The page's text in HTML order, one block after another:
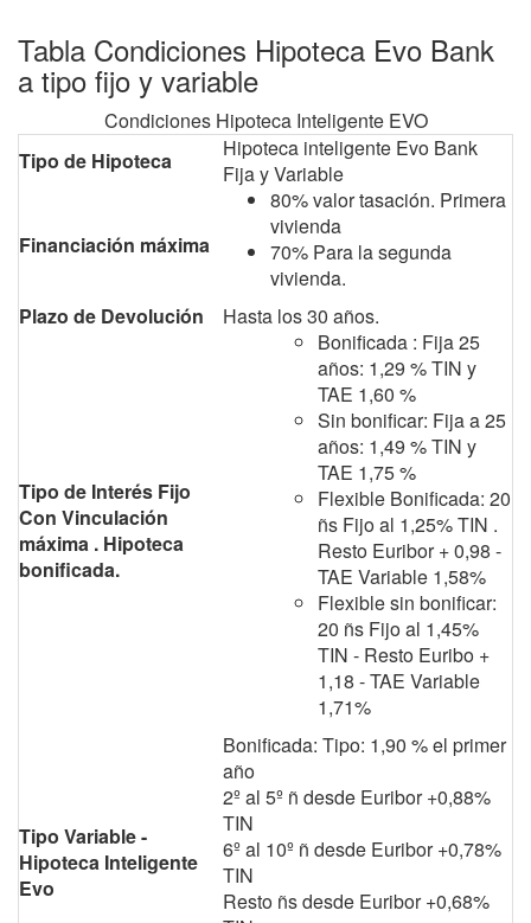
Tabla Condiciones Hipoteca Evo Bank
a tipo fijo y variable
Condiciones Hipoteca Inteligente EVO
Tipo de Hipoteca
Hipoteca inteligente Evo Bank
Fija y Variable
Financiación máxima
80% valor tasación. Primera
vivienda
70% Para la segunda
vivienda.
Plazo de Devolución
Hasta los 30 años.
Tipo de Interés Fijo
Con Vinculación
máxima . Hipoteca
bonificada.
Bonificada : Fija 25
años: 1,29 % TIN y
TAE 1,60 %
Sin bonificar: Fija a 25
años: 1,49 % TIN y
TAE 1,75 %
Flexible Bonificada: 20
ñs Fijo al 1,25% TIN .
Resto Euribor + 0,98 -
TAE Variable 1,58%
Flexible sin bonificar:
20 ñs Fijo al 1,45%
TIN - Resto Euribo +
1,18 - TAE Variable
1,71%
Tipo Variable -
Hipoteca Inteligente
Evo
Bonificada: Tipo: 1,90 % el primer
año
2º al 5º ñ desde Euribor +0,88%
TIN
6º al 10º ñ desde Euribor +0,78%
TIN
Resto ñs desde Euribor +0,68%